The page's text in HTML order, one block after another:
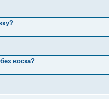
воска?